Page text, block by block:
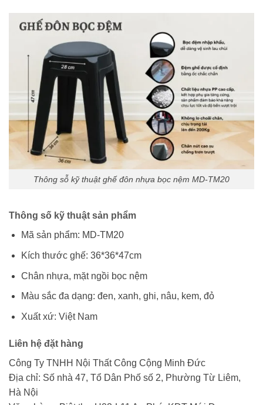
Thông sỗ kỹ thuật ghế đôn nhựa bọc nệm MD-TM20
Thông số kỹ thuật sản phẩm
Mã sản phẩm: MD-TM20
Kích thước ghế: 36*36*47cm
Chân nhựa, mặt ngồi bọc nệm
Màu sắc đa dạng: đen, xanh, ghi, nâu, kem, đỏ
Xuất xứ: Việt Nam
Liên hệ đặt hàng
Công Ty TNHH Nội Thất Công Cộng Minh Đức
Địa chỉ: Số nhà 47, Tổ Dân Phố số 2, Phường Từ Liêm,
Hà Nội